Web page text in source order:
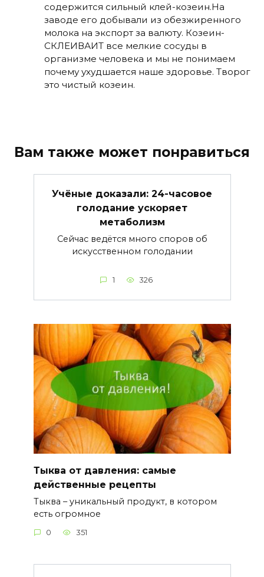
содержится сильный клей-козеин.На
заводе его добывали из обезжиренного
молока на экспорт за валюту. Козеин-
СКЛЕИВАИТ все мелкие сосуды в
организме человека и мы не понимаем
почему ухудшается наше здоровье. Творог
это чистый козеин.
Вам также может понравиться
Учёные доказали: 24-часовое
голодание ускоряет
метаболизм
Сейчас ведётся много споров об
искусственном голодании
1 326
Тыква от давления: самые
действенные рецепты
Тыква – уникальный продукт, в котором
есть огромное
0 351